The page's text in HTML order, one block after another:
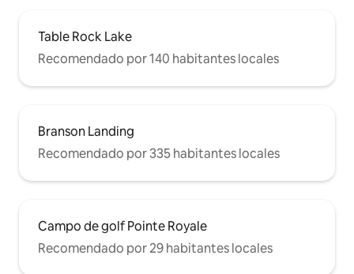
Table Rock Lake
Recomendado por 140 habitantes locales
Branson Landing
Recomendado por 335 habitantes locales
Campo de golf Pointe Royale
Recomendado por 29 habitantes locales